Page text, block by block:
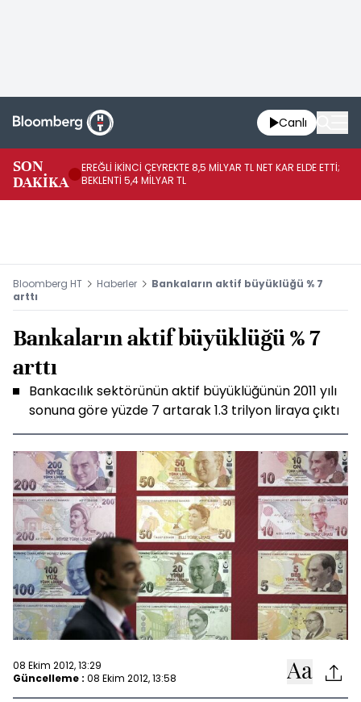
Canlı
SON
DAKİKA
EREĞLİ İKİNCİ ÇEYREKTE 8,5 MİLYAR TL NET KAR ELDE ETTİ;
BEKLENTİ 5,4 MİLYAR TL
Bloomberg HT Haberler
Bankaların aktif büyüklüğü % 7
arttı
Bankaların aktif büyüklüğü % 7
arttı
Bankacılık sektörünün aktif büyüklüğünün 2011 yılı
sonuna göre yüzde 7 artarak 1.3 trilyon liraya çıktı
08 Ekim 2012, 13:29
Güncelleme : 08 Ekim 2012, 13:58